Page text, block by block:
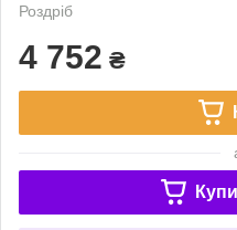
Роздріб
4 752 ₴